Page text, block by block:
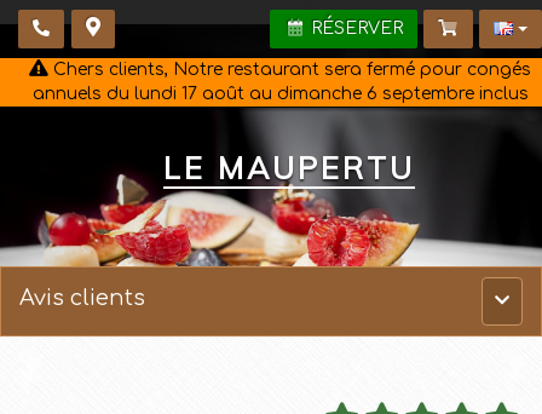
RÉSERVER
Chers clients, Notre restaurant sera fermé pour congés
annuels du lundi 17 août au dimanche 6 septembre inclus
LE MAUPERTU
Menu
Avis clients